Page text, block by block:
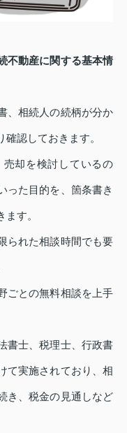
不動産に関する基本情
、相続人の続柄が分か
認しておきます。
却を検討しているの
った目的を、箇条書き
す。
られた相談時間でも要
ごとの無料相談を上手
書士、税理士、行政書
て実施されており、相
き、税金の見通しなど